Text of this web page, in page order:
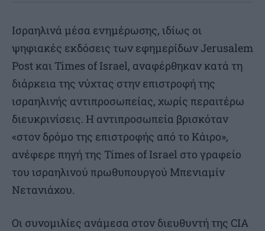
Ισραηλινά μέσα ενημέρωσης, ιδίως οι
ψηφιακές εκδόσεις των εφημερίδων Jerusalem
Post και Times of Israel, αναφέρθηκαν κατά τη
διάρκεια της νύχτας στην επιστροφή της
ισραηλινής αντιπροσωπείας, χωρίς περαιτέρω
διευκρινίσεις. Η αντιπροσωπεία βρισκόταν
«στον δρόμο της επιστροφής από το Κάιρο»,
ανέφερε πηγή της Times of Israel στο γραφείο
του ισραηλινού πρωθυπουργού Μπενιαμίν
Νετανιάχου.
Οι συνομιλίες ανάμεσα στον διευθυντή της CIA